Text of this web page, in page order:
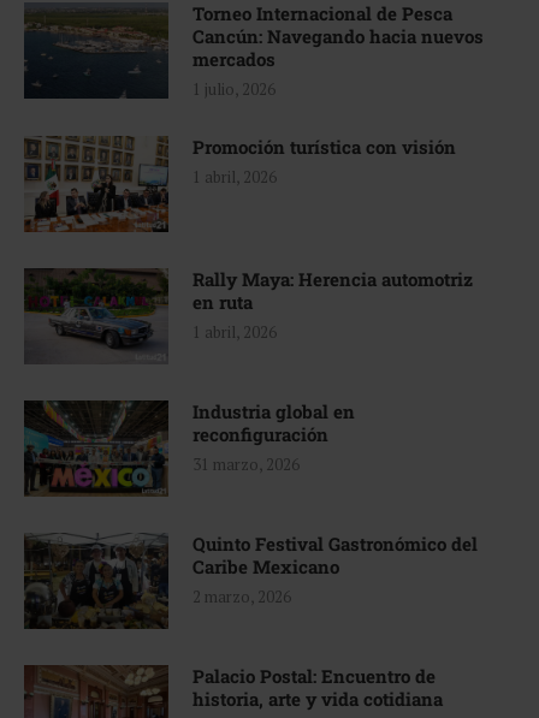
Torneo Internacional de Pesca
Cancún: Navegando hacia nuevos
mercados
1 julio, 2026
Promoción turística con visión
1 abril, 2026
Rally Maya: Herencia automotriz
en ruta
1 abril, 2026
Industria global en
reconfiguración
31 marzo, 2026
Quinto Festival Gastronómico del
Caribe Mexicano
2 marzo, 2026
Palacio Postal: Encuentro de
historia, arte y vida cotidiana